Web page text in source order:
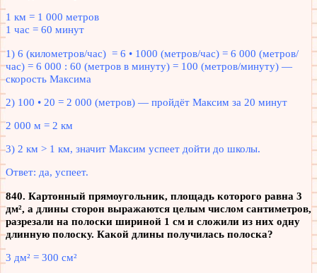
1 км = 1 000 метров
1 час = 60 минут
1) 6 (километров/час) = 6 • 1000 (метров/час) = 6 000 (метров/
час) = 6 000 : 60 (метров в минуту) = 100 (метров/минуту) —
скорость Максима
2) 100 • 20 = 2 000 (метров) — пройдёт Максим за 20 минут
2 000 м = 2 км
3) 2 км > 1 км, значит Максим успеет дойти до школы.
Ответ: да, успеет.
840. Картонный прямоугольник, площадь которого равна 3
дм², а длины сторон выражаются целым числом сантиметров,
разрезали на полоски шириной 1 см и сложили из них одну
длинную полоску. Какой длины получилась полоска?
3 дм² = 300 см²